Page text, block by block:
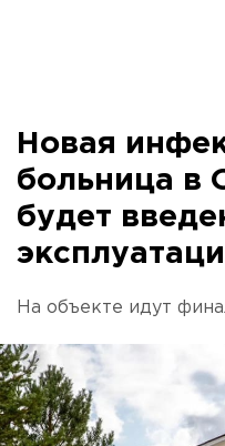
Новая
больница в
будет
На объекте идут